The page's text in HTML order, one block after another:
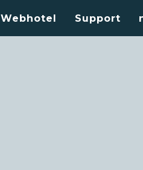
Webhotel Support